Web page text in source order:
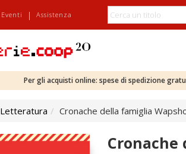
Eventi | Assistenza
Per gli acquisti online: spese di spedizione
Letteratura Cronache della famiglia